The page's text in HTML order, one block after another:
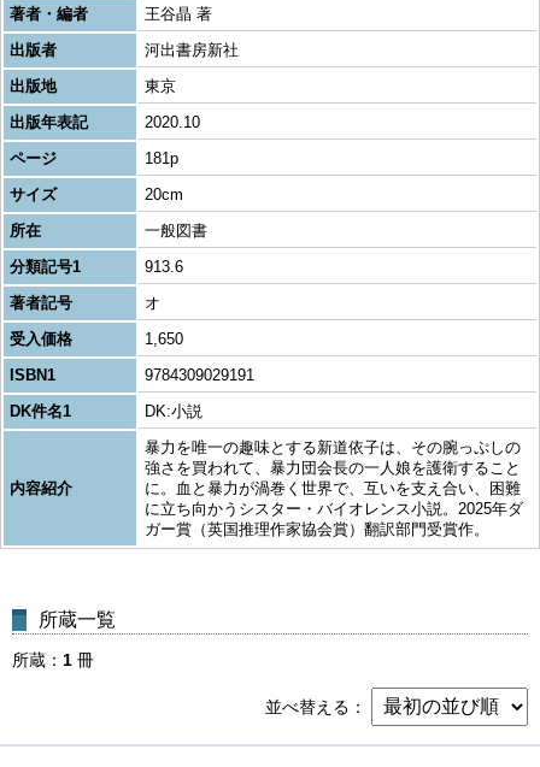
著者・編者
王谷晶 著
出版者
河出書房新社
出版地
東京
出版年表記
2020.10
ページ
181p
サイズ
20cm
所在
一般図書
分類記号1
913.6
著者記号
オ
受入価格
1,650
ISBN1
9784309029191
DK件名1
DK:小説
内容紹介
暴力を唯一の趣味とする新道依子は、その腕っぷしの
強さを買われて、暴力団会長の一人娘を護衛すること
に。血と暴力が渦巻く世界で、互いを支え合い、困難
に立ち向かうシスター・バイオレンス小説。2025年ダ
ガー賞（英国推理作家協会賞）翻訳部門受賞作。
所蔵一覧
所蔵 1 冊
並べ替える